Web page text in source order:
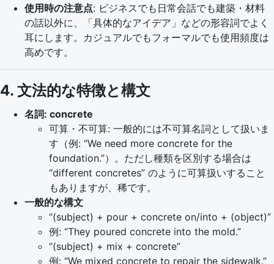
使用時の注意点: ビジネスでも日常会話でも建築・材料
の話以外に、「具体的なアイデア」などの形容詞でよく
耳にします。カジュアルでもフォーマルでも使用頻度は
高めです。
4. 文法的な特徴と構文
名詞: concrete
可算・不可算: 一般的には不可算名詞として扱いま
す（例: “We need more concrete for the
foundation.”）。ただし種類を区別する場合は
“different concretes” のように可算扱いすること
もありますが、稀です。
一般的な構文
“(subject) + pour + concrete on/into + (object)”
例: “They poured concrete into the mold.”
“(subject) + mix + concrete”
例: “We mixed concrete to repair the sidewalk.”